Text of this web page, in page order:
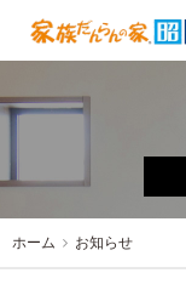
ホーム お知らせ